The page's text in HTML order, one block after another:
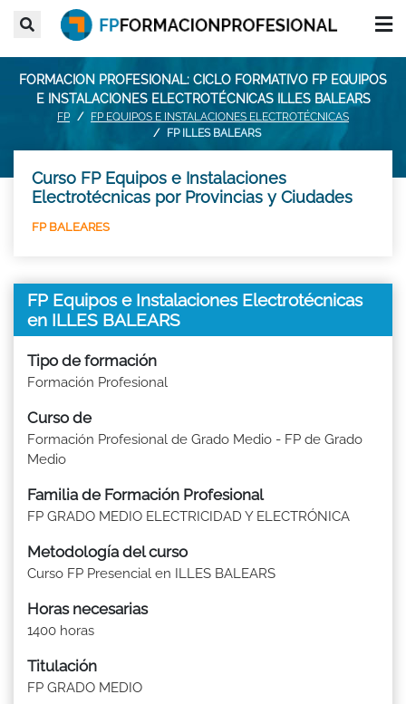
FORMACION PROFESIONAL: CICLO FORMATIVO FP EQUIPOS
E INSTALACIONES ELECTROTÉCNICAS ILLES BALEARS
FP
FP EQUIPOS E INSTALACIONES ELECTROTÉCNICAS
FP ILLES BALEARS
Curso FP Equipos e Instalaciones
Electrotécnicas por Provincias y Ciudades
FP BALEARES
FP Equipos e Instalaciones Electrotécnicas
en ILLES BALEARS
Tipo de formación
Formación Profesional
Curso de
Formación Profesional de Grado Medio - FP de Grado
Medio
Familia de Formación Profesional
FP GRADO MEDIO ELECTRICIDAD Y ELECTRÓNICA
Metodología del curso
Curso FP Presencial en ILLES BALEARS
Horas necesarias
1400 horas
Titulación
FP GRADO MEDIO